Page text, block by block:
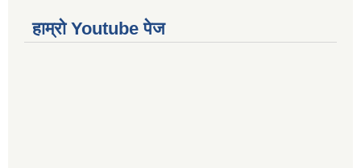
हाम्रो Youtube पेज